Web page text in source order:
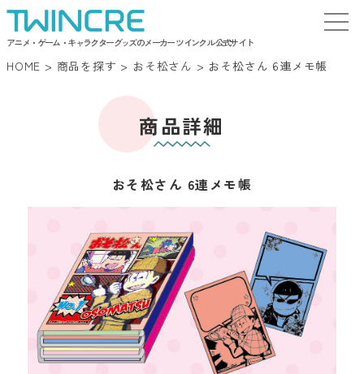
アニメ・ゲーム・キャラクターグッズのメーカー ツインクル 公式サイト
HOME > 商品を探す > おそ松さん > おそ松さん 6連メモ帳
商品詳細
おそ松さん 6連メモ帳